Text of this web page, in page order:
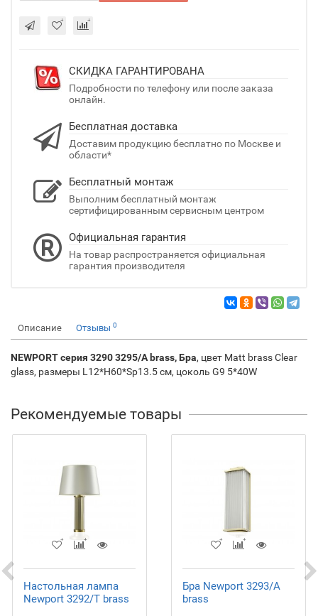
СКИДКА ГАРАНТИРОВАНА
Подробности по телефону или после заказа
онлайн.
Бесплатная доставка
Доставим продукцию бесплатно по Москве и
области*
Бесплатный монтаж
Выполним бесплатный монтаж
сертифицированным сервисным центром
Официальная гарантия
На товар распространяется официальная
гарантия производителя
Описание Отзывы 0
NEWPORT серия 3290 3295/A brass, Бра, цвет Matt brass Clear
glass, размеры L12*Н60*Sp13.5 см, цоколь G9 5*40W
Рекомендуемые товары
Настольная лампа
Newport 3292/T brass
Бра Newport 3293/A
brass